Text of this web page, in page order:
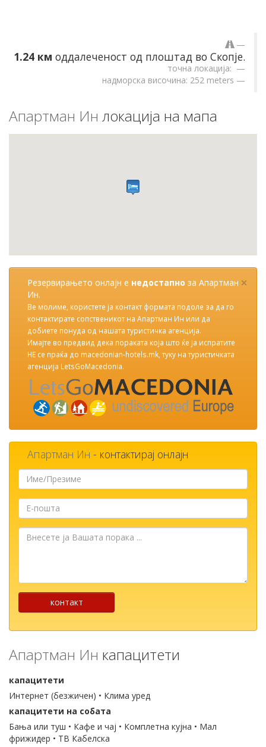
1.24 км оддалеченост од плоштад во Скопје.
точна локација:
надморска височина: 252 meters
Апартман Ин локација на мапа
×
Резервирањето онлајн е недостапно за Апартман
Ин.
Ве молиме, користете ја контакт формата подоле за да го
контактирате сопственикот на Апартман Ин или да
добиете понуда од нашата туристичка агенција.
Имајте во предвид дека пораката која што ќе ја испратите
НЕ се праќа до macedonian-hotels.mk, туку на туристичката
агенција LetsGoMacedonia.
Апартман Ин - контактирај онлајн
Име/
Презиме
пошта
Внесете
контакт
Апартман Ин капацитети
капацитети
Интернет (безжичен) • Клима уред
капацитети на собата
Бања или туш • Кафе и чај • Комплетна кујна • Мал
фрижидер • ТВ Кабелска